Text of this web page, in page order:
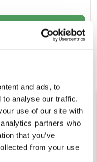
and ads, to
to analyse our traffic.
use of our site with
partners who
that you’ve
from your use